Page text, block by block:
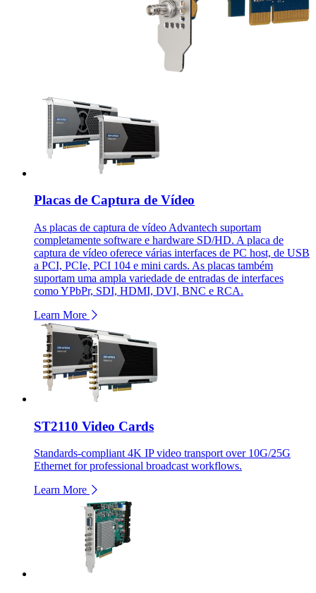
Placas de Captura de Vídeo
As placas de captura de vídeo Advantech suportam
completamente software e hardware SD/HD. A placa de
captura de vídeo oferece várias interfaces de PC host, de USB
a PCI, PCIe, PCI 104 e mini cards. As placas também
suportam uma ampla variedade de entradas de interfaces
como YPbPr, SDI, HDMI, DVI, BNC e RCA.
Learn More
ST2110 Video Cards
Standards-compliant 4K IP video transport over 10G/25G
Ethernet for professional broadcast workflows.
Learn More